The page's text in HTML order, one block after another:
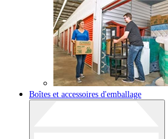
Boîtes et accessoires d'emballage